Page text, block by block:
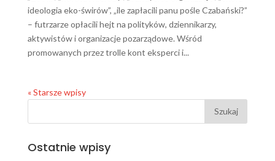
ideologia eko-świrów”, „ile zapłacili panu pośle Czabański?”
– futrzarze opłacili hejt na polityków, dziennikarzy,
aktywistów i organizacje pozarządowe. Wśród
promowanych przez trolle kont eksperci i...
« Starsze wpisy
Ostatnie wpisy